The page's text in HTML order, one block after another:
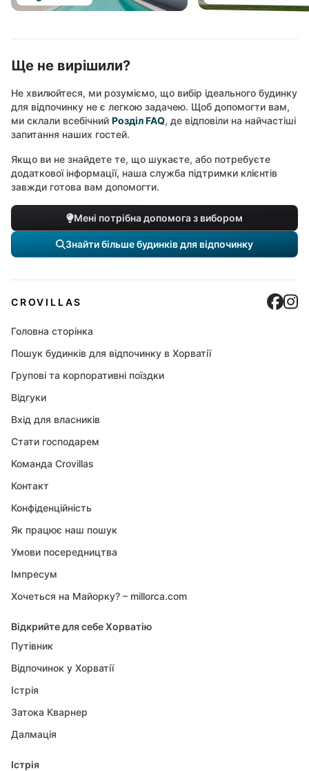
Ще не вирішили?
Не хвилюйтеся, ми розуміємо, що вибір ідеального будинку
для відпочинку не є легкою задачею. Щоб допомогти вам,
ми склали всебічний Розділ FAQ, де відповіли на найчастіші
запитання наших гостей.
Якщо ви не знайдете те, що шукаєте, або потребуєте
додаткової інформації, наша служба підтримки клієнтів
завжди готова вам допомогти.
Мені потрібна допомога з вибором
Знайти більше будинків для відпочинку
CROVILLAS
Головна сторінка
Пошук будинків для відпочинку в Хорватії
Групові та корпоративні поїздки
Відгуки
Вхід для власників
Стати господарем
Команда Crovillas
Контакт
Конфіденційність
Як працює наш пошук
Умови посередництва
Імпресум
Хочеться на Майорку? – millorca.com
Відкрийте для себе Хорватію
Путівник
Відпочинок у Хорватії
Істрія
Затока Кварнер
Далмація
Істрія